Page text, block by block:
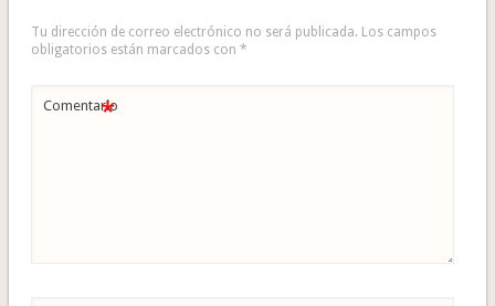
Tu dirección de correo electrónico no será publicada. Los campos
obligatorios están marcados con *
Comentario
*